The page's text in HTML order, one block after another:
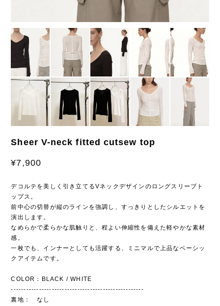
Sheer V-neck fitted cutsew top
¥7,900
デコルテを美しく引き立てるVネックデザインのロングスリーブト
ップス。
前中心の切替が縦のラインを強調し、すっきりとしたシルエットを
演出します。
なめらかで柔らかな肌触りと、程よい伸縮性を備えた軽やかな素材
感。
一枚でも、インナーとしても活躍する、ミニマルで上品なベーシッ
クアイテムです。
COLOR：BLACK / WHITE
----------------------------------------------------
裏地： なし